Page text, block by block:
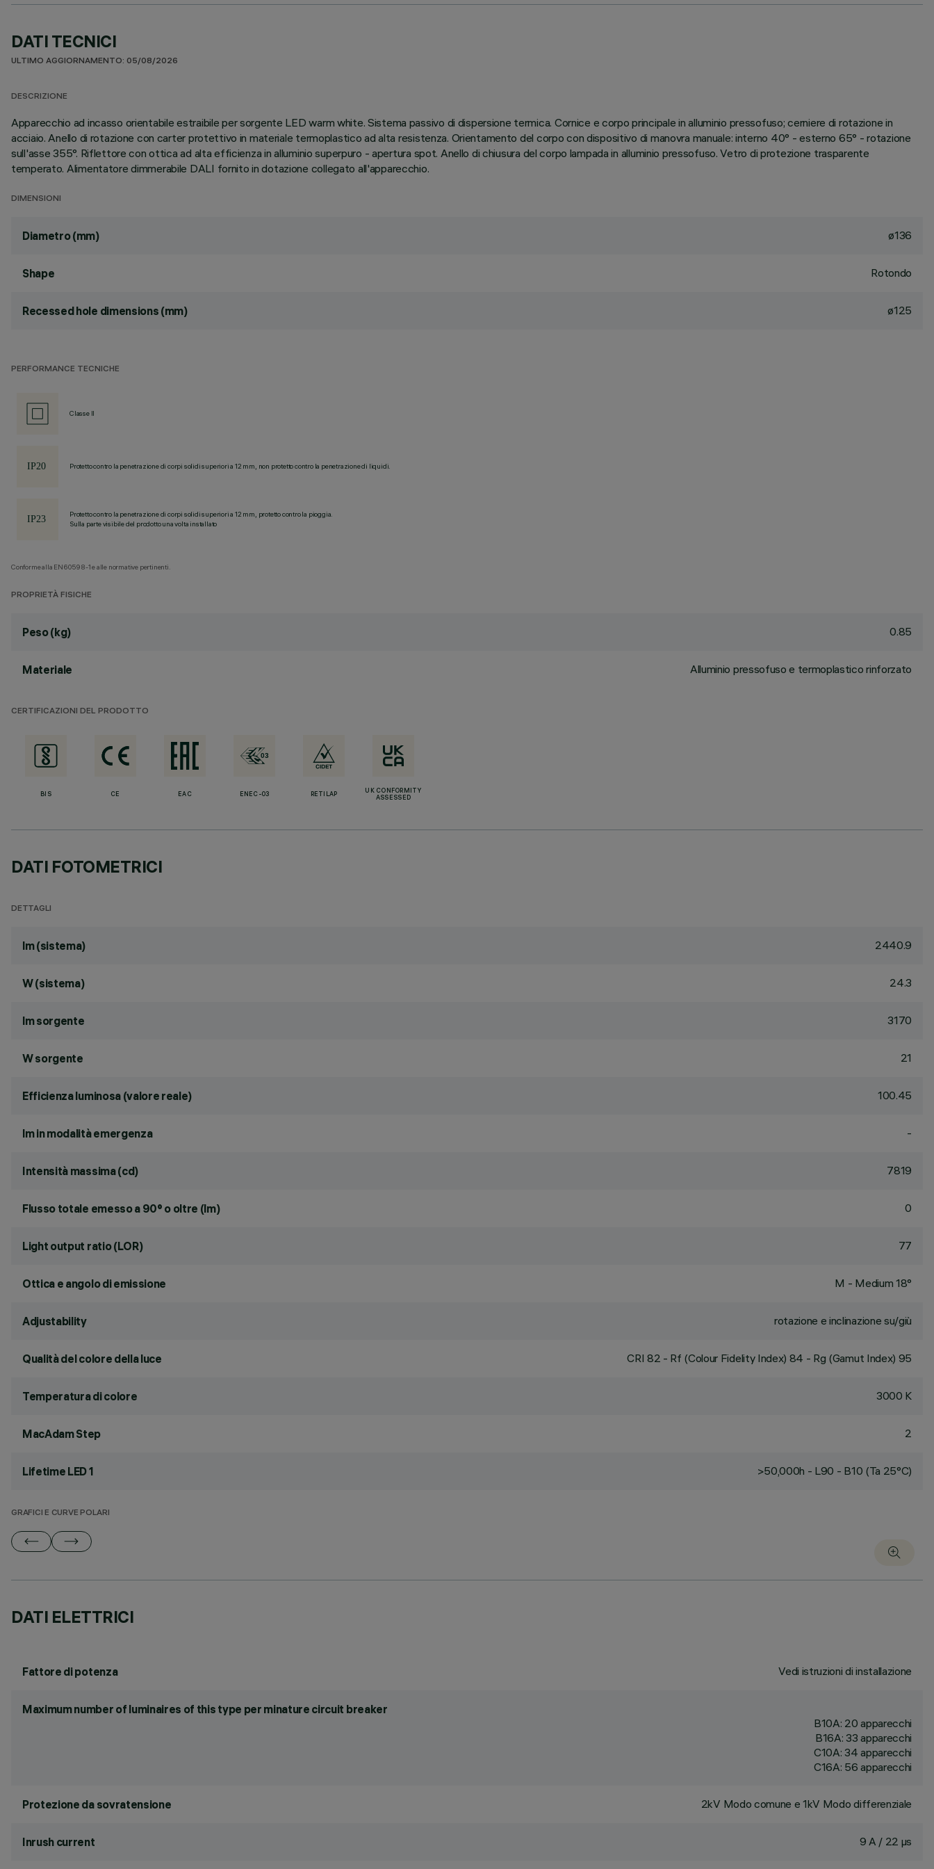
DATI TECNICI
ULTIMO AGGIORNAMENTO: 05/08/2026
DESCRIZIONE
Apparecchio ad incasso orientabile estraibile per sorgente LED warm white. Sistema passivo di dispersione termica. Cornice e corpo principale in alluminio pressofuso; cerniere di rotazione in
acciaio. Anello di rotazione con carter protettivo in materiale termoplastico ad alta resistenza. Orientamento del corpo con dispositivo di manovra manuale: interno 40° - esterno 65° - rotazione
sull'asse 355°. Riflettore con ottica ad alta efficienza in alluminio superpuro - apertura spot. Anello di chiusura del corpo lampada in alluminio pressofuso. Vetro di protezione trasparente
temperato. Alimentatore dimmerabile DALI fornito in dotazione collegato all'apparecchio.
DIMENSIONI
Diametro (mm) ø136
Shape Rotondo
Recessed hole dimensions (mm) ø125
PERFORMANCE TECNICHE
Classe II
Protetto contro la penetrazione di corpi solidi superiori a 12 mm, non protetto contro la penetrazione di liquidi.
Protetto contro la penetrazione di corpi solidi superiori a 12 mm, protetto contro la pioggia.
Sulla parte visibile del prodotto una volta installato
Conforme alla EN60598-1 e alle normative pertinenti.
PROPRIETÀ FISICHE
Peso (kg) 0.85
Materiale Alluminio pressofuso e termoplastico rinforzato
CERTIFICAZIONI DEL PRODOTTO
BIS CE EAC ENEC-03 RETILAP
UK CONFORMITY
ASSESSED
DATI FOTOMETRICI
DETTAGLI
lm (sistema) 2440.9
W (sistema) 24.3
lm sorgente 3170
W sorgente 21
Efficienza luminosa (valore reale) 100.45
lm in modalità emergenza -
Intensità massima (cd) 7819
Flusso totale emesso a 90° o oltre (lm) 0
Light output ratio (LOR) 77
Ottica e angolo di emissione M - Medium 18°
Adjustability rotazione e inclinazione su/giù
Qualità del colore della luce CRI 82 - Rf (Colour Fidelity Index) 84 - Rg (Gamut Index) 95
Temperatura di colore 3000 K
MacAdam Step 2
Lifetime LED 1 >50,000h - L90 - B10 (Ta 25°C)
GRAFICI E CURVE POLARI
DATI ELETTRICI
Fattore di potenza Vedi istruzioni di installazione
Maximum number of luminaires of this type per minature circuit breaker
B10A: 20 apparecchi
B16A: 33 apparecchi
C10A: 34 apparecchi
C16A: 56 apparecchi
Protezione da sovratensione 2kV Modo comune e 1kV Modo differenziale
Inrush current 9 A / 22 µs